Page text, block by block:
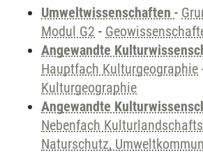
Umweltwissenschaften -
Modul G2 -
Angewandte
Hauptfach Kulturgeographie
Kulturgeographie
Angewandte
Nebenfach
Naturschutz,